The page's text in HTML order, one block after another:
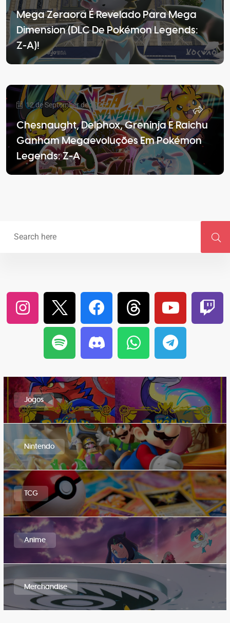
Mega Zeraora É Revelado Para Mega
Dimension (DLC De Pokémon Legends:
Z-A)!
12 de September de 2025
Chesnaught, Delphox, Greninja E Raichu
Ganham Megaevoluções Em Pokémon
Legends: Z-A
Jogos
Nintendo
TCG
Anime
Merchandise